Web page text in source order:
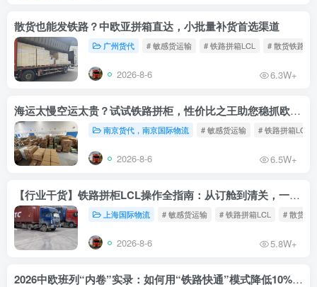
散货也能发铁路？中欧亚拼箱直达，小批量补货首选渠道
广州货代 # 敏感货运输 # 铁路拼箱LCL # 散货铁路
2026-8-6 6.3W+
海运太慢空运太贵？试试铁路拼柜，性价比之王助您稳抓欧洲市场
南京货代，南京国际物流 # 敏感货运输 # 铁路拼箱LCL
2026-8-6 6.5W+
【行业干货】铁路拼柜LCL操作全指南：从订舱到清关，一文读懂
上海国际物流 # 敏感货运输 # 铁路拼箱LCL # 散货铁
2026-8-6 5.8W+
2026中欧班列“内卷”实录：如何用“铁路快通”模式降低10%物流成本？